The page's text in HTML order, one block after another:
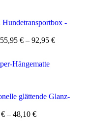
55,95 € – 92,95 €
€ – 48,10 €